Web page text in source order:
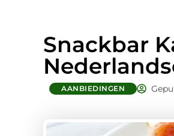
Snackbar
AANBIEDINGEN